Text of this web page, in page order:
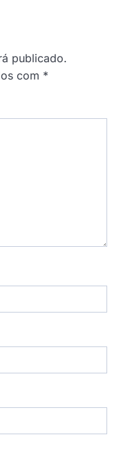
publicado.
com *